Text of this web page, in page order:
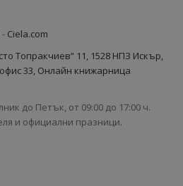
Ciela.com
Топракчиев“ 11, 1528 НПЗ Искър,
33, Онлайн книжарница
до Петък, от 09:00 до 17:00 ч.
и официални празници.